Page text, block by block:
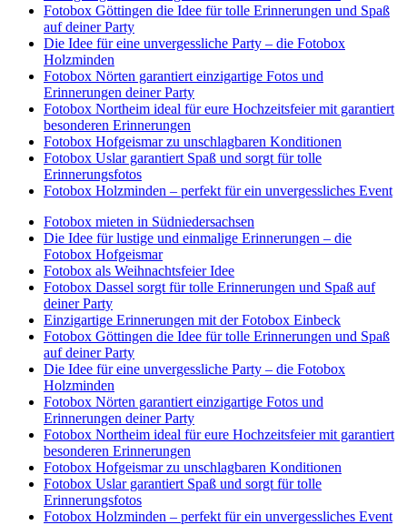
Fotobox Göttingen die Idee für tolle Erinnerungen und Spaß
auf deiner Party
Die Idee für eine unvergessliche Party – die Fotobox
Holzminden
Fotobox Nörten garantiert einzigartige Fotos und
Erinnerungen deiner Party
Fotobox Northeim ideal für eure Hochzeitsfeier mit garantiert
besonderen Erinnerungen
Fotobox Hofgeismar zu unschlagbaren Konditionen
Fotobox Uslar garantiert Spaß und sorgt für tolle
Erinnerungsfotos
Fotobox Holzminden – perfekt für ein unvergessliches Event
Fotobox mieten in Südniedersachsen
Die Idee für lustige und einmalige Erinnerungen – die
Fotobox Hofgeismar
Fotobox als Weihnachtsfeier Idee
Fotobox Dassel sorgt für tolle Erinnerungen und Spaß auf
deiner Party
Einzigartige Erinnerungen mit der Fotobox Einbeck
Fotobox Göttingen die Idee für tolle Erinnerungen und Spaß
auf deiner Party
Die Idee für eine unvergessliche Party – die Fotobox
Holzminden
Fotobox Nörten garantiert einzigartige Fotos und
Erinnerungen deiner Party
Fotobox Northeim ideal für eure Hochzeitsfeier mit garantiert
besonderen Erinnerungen
Fotobox Hofgeismar zu unschlagbaren Konditionen
Fotobox Uslar garantiert Spaß und sorgt für tolle
Erinnerungsfotos
Fotobox Holzminden – perfekt für ein unvergessliches Event